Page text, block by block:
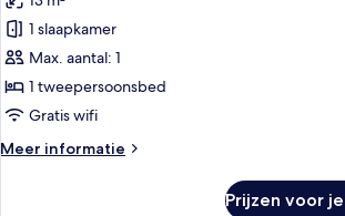
Eenpersoonskamer,
tweepersoonsbed,
niet-
roken
(13.4
1 slaapkamer
Max. aantal: 1
1 tweepersoonsbed
Gratis wifi
Meer informatie
Meer
Prijzen voor